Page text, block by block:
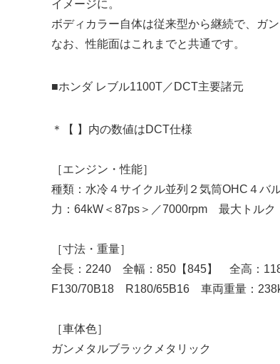
イメージに。
ボディカラー自体は従来型から継続で、ガ
なお、性能面はこれまでと共通です。
■ホンダ レブル1100T／DCT主要諸元
＊【 】内の数値はDCT仕様
［エンジン・性能］
種類：水冷４サイクル並列２気筒OHC４
力：64kW＜87ps＞／7000rpm 最大トルク
［寸法・重量］
全長：2240 全幅：850【845】 全高：
F130/70B18 R180/65B16 車両重量：
［車体色］
ガンメタルブラックメタリック